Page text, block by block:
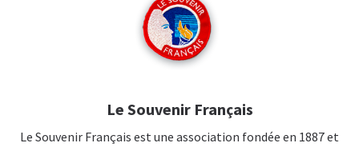
Le Souvenir Français
Le Souvenir Français est une association fondée en 1887 et